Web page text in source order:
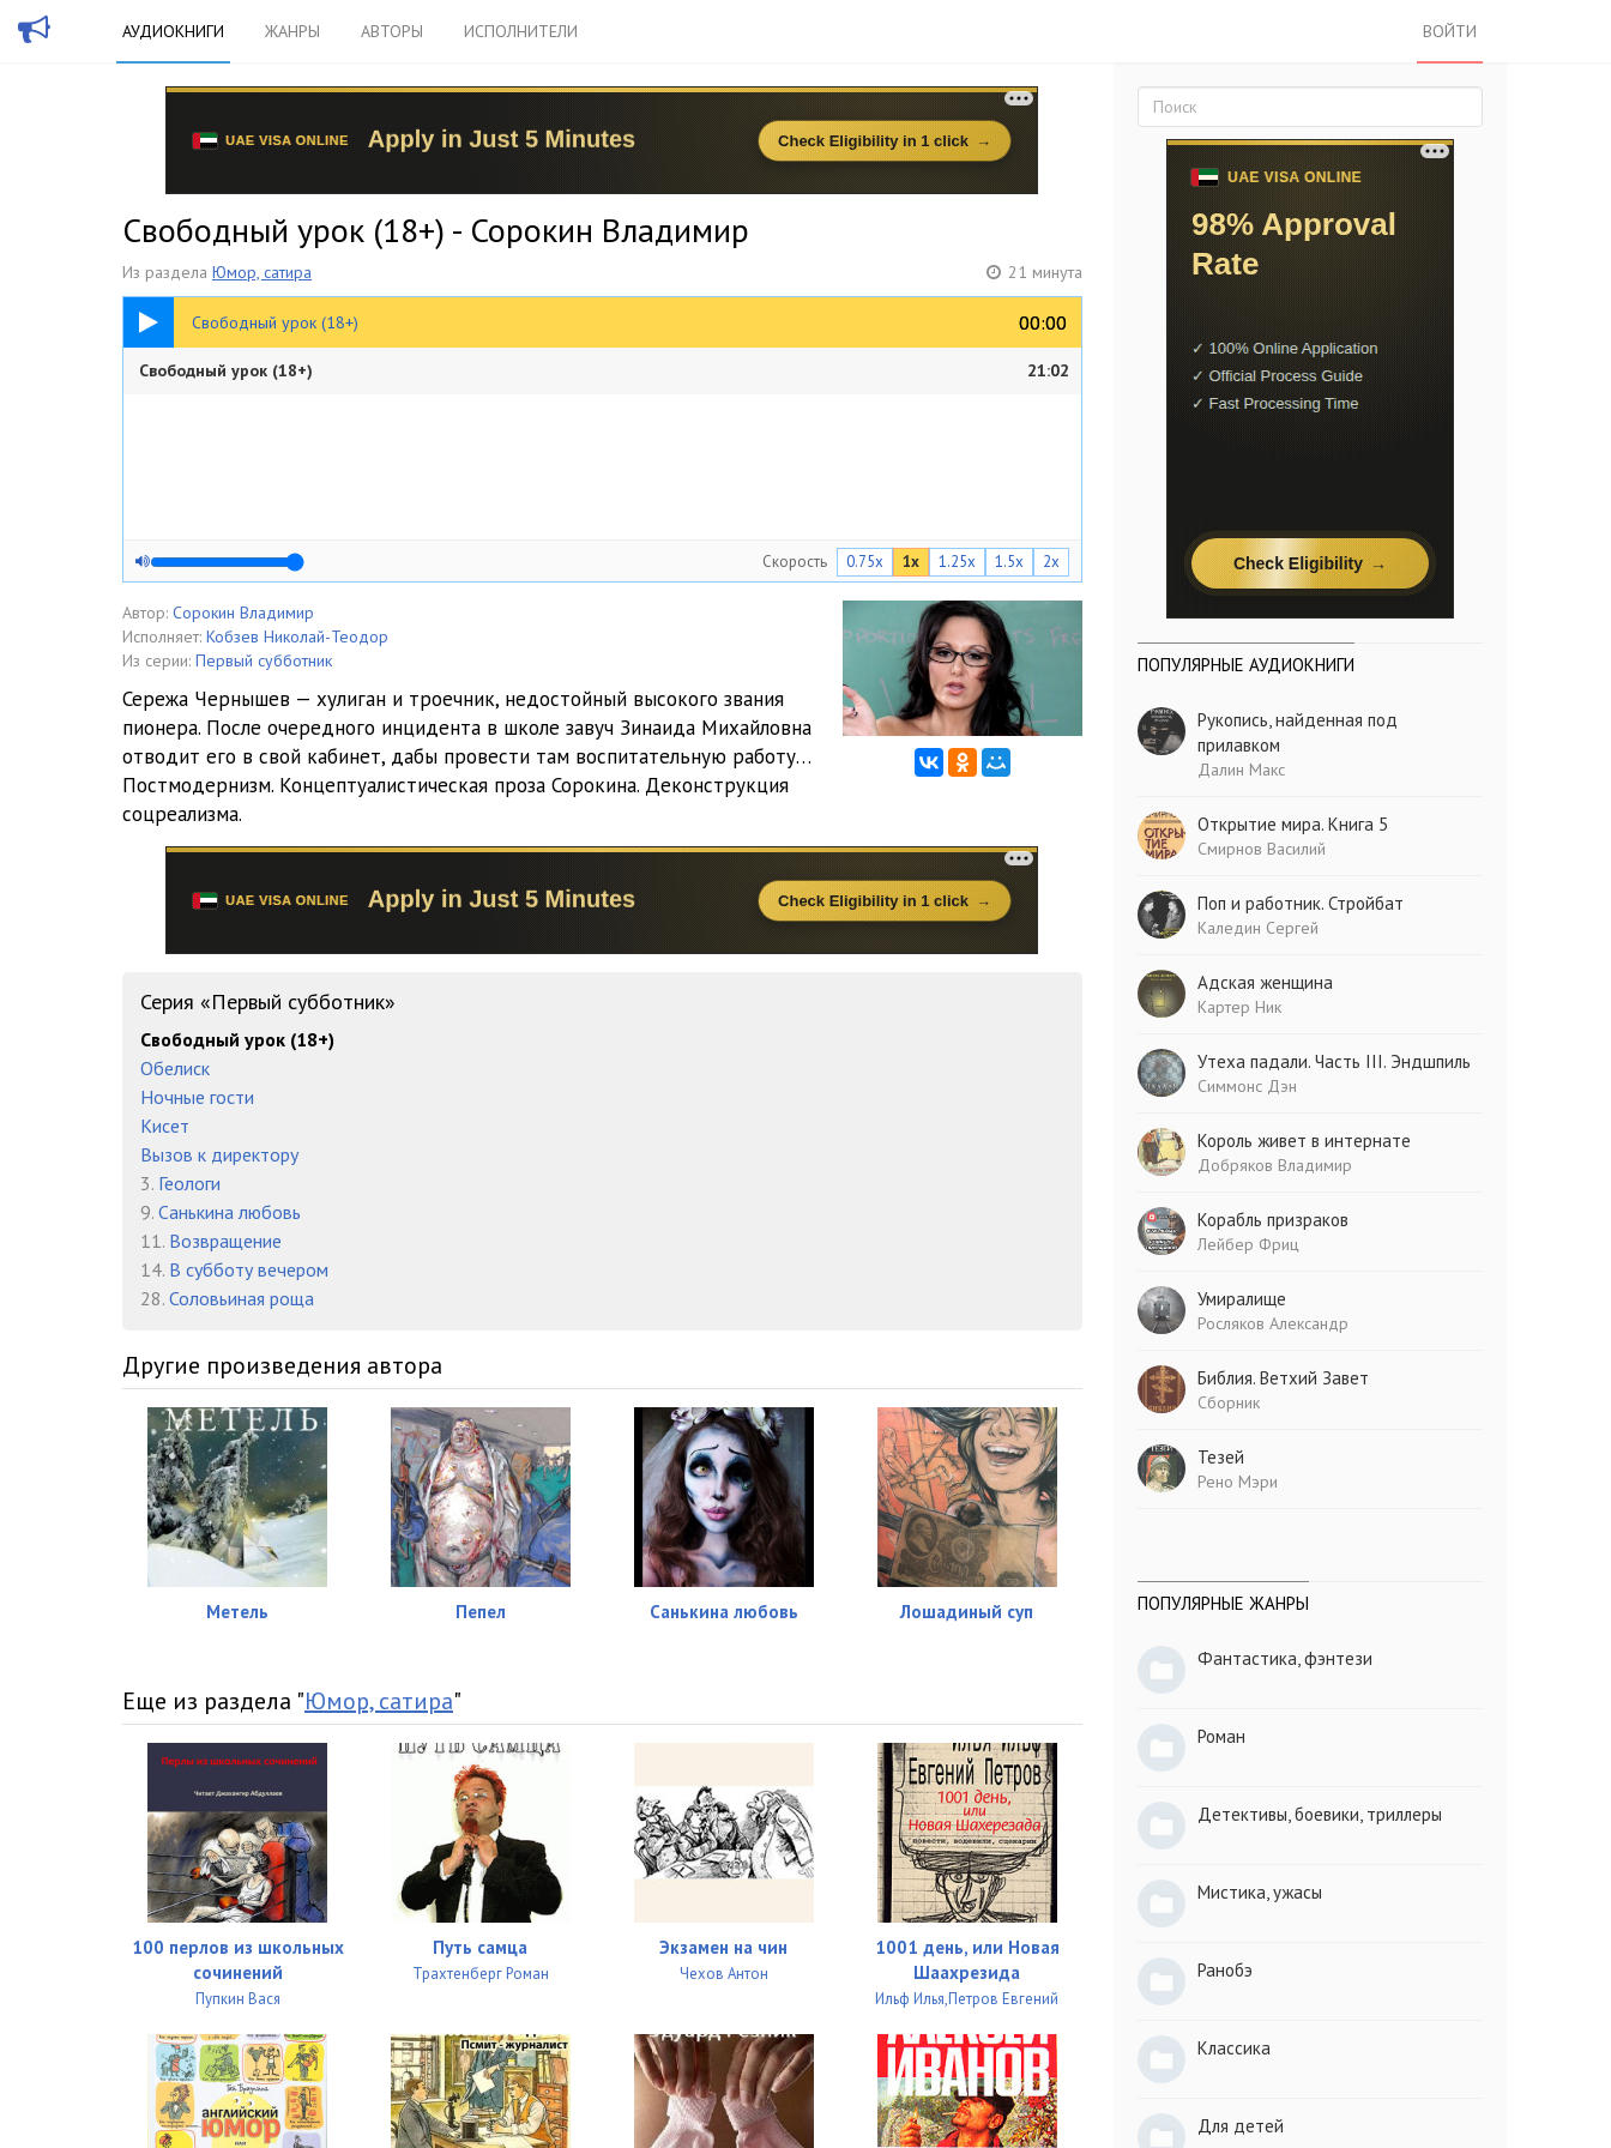
АУДИОКНИГИ ЖАНРЫ АВТОРЫ ИСПОЛНИТЕЛИ ВОЙТИ
Свободный урок (18+) - Сорокин Владимир
Из раздела Юмор, сатира 21 минута
Свободный урок (18+) 00:00
00:00
21:02
Свободный урок (18+) 21:02
Скорость 0.75x 1x 1.25x 1.5x 2x
Автор: Сорокин Владимир
Исполняет: Кобзев Николай-Теодор
Из серии: Первый субботник
Сережа Чернышев — хулиган и троечник, недостойный высокого звания
пионера. После очередного инцидента в школе завуч Зинаида Михайловна
отводит его в свой кабинет, дабы провести там воспитательную работу…
Постмодернизм. Концептуалистическая проза Сорокина. Деконструкция
соцреализма.
Серия «Первый субботник»
Свободный урок (18+)
Обелиск
Ночные гости
Кисет
Вызов к директору
3. Геологи
9. Санькина любовь
11. Возвращение
14. В субботу вечером
28. Соловьиная роща
Другие произведения автора
Метель Пепел Санькина любовь Лошадиный суп
Еще из раздела "Юмор, сатира"
100 перлов из школьных
сочинений
Пупкин Вася
Путь самца
Трахтенберг Роман
Экзамен на чин
Чехов Антон
1001 день, или Новая
Шаахрезида
Ильф Илья,Петров Евгений
ПОПУЛЯРНЫЕ АУДИОКНИГИ
Рукопись, найденная под
прилавком
Далин Макс
Открытие мира. Книга 5
Смирнов Василий
Поп и работник. Стройбат
Каледин Сергей
Адская женщина
Картер Ник
Утеха падали. Часть III. Эндшпиль
Симмонс Дэн
Король живет в интернате
Добряков Владимир
Корабль призраков
Лейбер Фриц
Умиралище
Росляков Александр
Библия. Ветхий Завет
Сборник
Тезей
Рено Мэри
ПОПУЛЯРНЫЕ ЖАНРЫ
Фантастика, фэнтези
Роман
Детективы, боевики, триллеры
Мистика, ужасы
Ранобэ
Классика
Для детей